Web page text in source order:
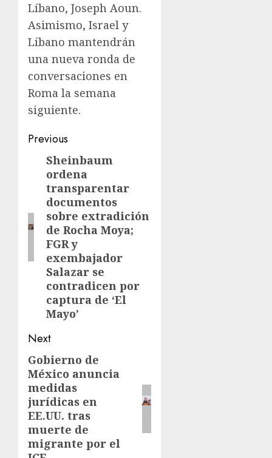
Líbano, Joseph Aoun.
Asimismo, Israel y
Líbano mantendrán
una nueva ronda de
conversaciones en
Roma la semana
siguiente.
Previous
Sheinbaum
ordena
transparentar
documentos
sobre extradición
de Rocha Moya;
FGR y
exembajador
Salazar se
contradicen por
captura de ‘El
Mayo’
Next
Gobierno de
México anuncia
medidas
jurídicas en
EE.UU. tras
muerte de
migrante por el